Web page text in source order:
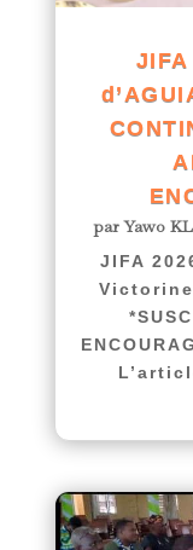
JIFA
parYawo
JIFA
Victorine